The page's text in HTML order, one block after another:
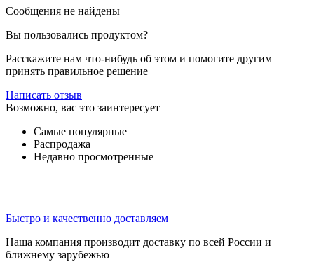
Сообщения не найдены
Вы пользовались продуктом?
Расскажите нам что-нибудь об этом и помогите другим
принять правильное решение
Написать отзыв
Возможно, вас это заинтересует
Самые популярные
Распродажа
Недавно просмотренные
Быстро и качественно доставляем
Наша компания производит доставку по всей России и
ближнему зарубежью